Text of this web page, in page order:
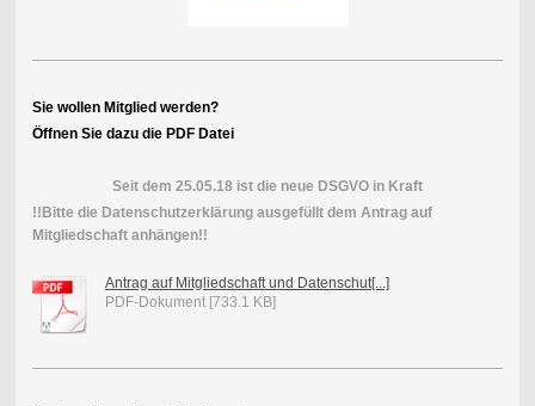
Sie wollen Mitglied werden?
Öffnen Sie dazu die PDF Datei
Seit dem 25.05.18 ist die neue DSGVO in Kraft
!!Bitte die Datenschutzerklärung ausgefüllt dem Antrag auf
Mitgliedschaft anhängen!!
Antrag auf Mitgliedschaft und Datenschut[...]
PDF-Dokument [733.1 KB]